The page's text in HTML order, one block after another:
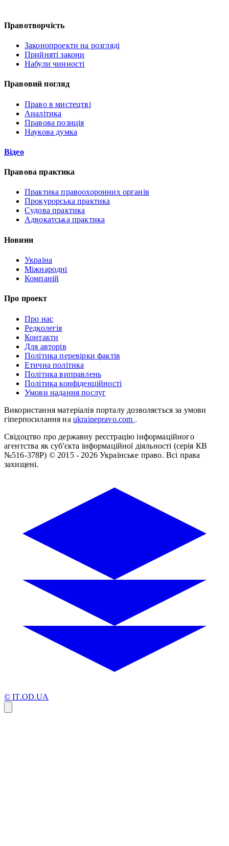
Правотворчість
Законопроекти на розгляді
Прийняті закони
Набули чинності
Правовий погляд
Право в мистецтві
Аналітика
Правова позиція
Наукова думка
Відео
Правова практика
Практика правоохоронних органів
Прокурорська практика
Судова практика
Адвокатська практика
Новини
Україна
Міжнародні
Компаній
Про проект
Про нас
Редколегія
Контакти
Для авторів
Політика перевірки фактів
Етична політика
Політика виправлень
Політика конфіденційності
Умови надання послуг
Використання матеріалів порталу дозволяється за умови
гіперпосилання на ukrainepravo.com .
Свідоцтво про державну реєстрацію інформаційного
агентства як суб'єкта інформаційної діяльності (серія КВ
№516-378Р) © 2015 - 2026 Українське право. Всі права
захищені.
© IT.OD.UA